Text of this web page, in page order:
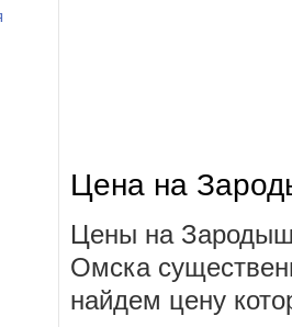
Цена на
Цены на
Омска
найдем цену